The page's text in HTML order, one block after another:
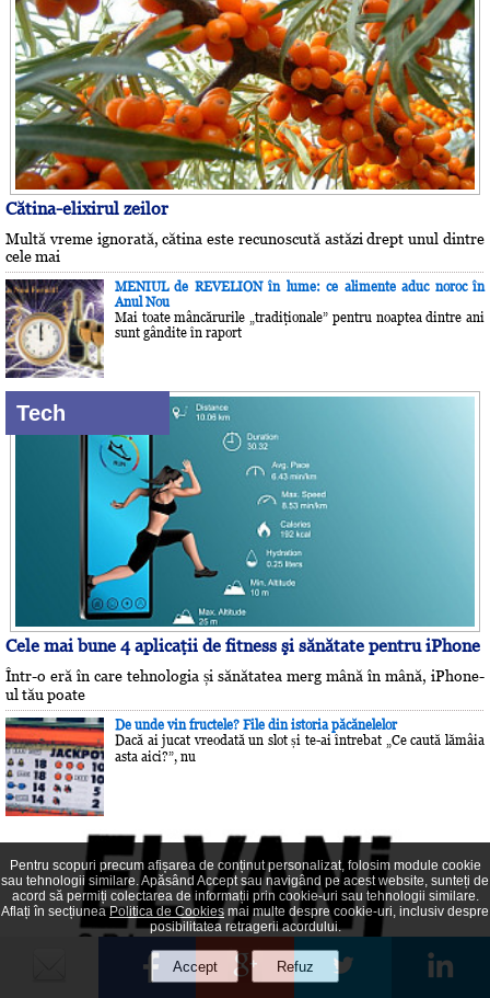
Cătina-elixirul zeilor
Multă vreme ignorată, cătina este recunoscută astăzi drept unul dintre
cele mai
MENIUL de REVELION în lume: ce alimente aduc noroc în
Anul Nou
Mai toate mâncărurile „tradiţionale” pentru noaptea dintre ani
sunt gândite în raport
Tech
Cele mai bune 4 aplicaţii de fitness şi sănătate pentru iPhone
Într-o eră în care tehnologia și sănătatea merg mână în mână, iPhone-
ul tău poate
De unde vin fructele? File din istoria păcănelelor
Dacă ai jucat vreodată un slot și te-ai întrebat „Ce caută lămâia
asta aici?”, nu
Pentru scopuri precum afișarea de conținut personalizat, folosim module cookie
sau tehnologii similare. Apăsând Accept sau navigând pe acest website, sunteți de
acord să permiți colectarea de informații prin cookie-uri sau tehnologii similare.
Aflați în secțiuneaPolitica de Cookies mai multe despre cookie-uri, inclusiv despre
posibilitatea retragerii acordului.